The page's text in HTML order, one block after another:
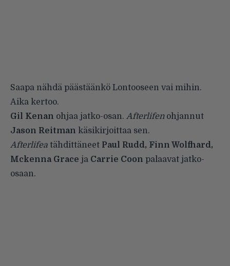
Saapa nähdä päästäänkö Lontooseen vai mihin.
Aika kertoo.
Gil Kenan ohjaa jatko-osan. Afterlifenohjannut
Jason Reitman käsikirjoittaa sen.
Afterlifea tähdittäneet Paul Rudd, Finn Wolfhard,
Mckenna Grace ja Carrie Coon palaavat jatko-
osaan.